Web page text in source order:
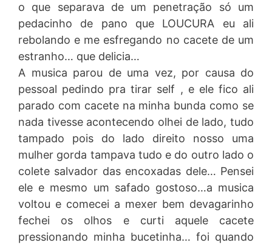
o que separava de um penetração só um
pedacinho de pano que LOUCURA eu ali
rebolando e me esfregando no cacete de um
estranho… que delicia…
A musica parou de uma vez, por causa do
pessoal pedindo pra tirar self , e ele fico ali
parado com cacete na minha bunda como se
nada tivesse acontecendo olhei de lado, tudo
tampado pois do lado direito nosso uma
mulher gorda tampava tudo e do outro lado o
colete salvador das encoxadas dele… Pensei
ele e mesmo um safado gostoso…a musica
voltou e comecei a mexer bem devagarinho
fechei os olhos e curti aquele cacete
pressionando minha bucetinha… foi quando